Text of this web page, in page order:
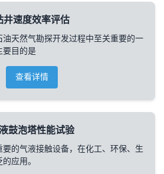
井速度效率评估
天然气勘探开发过程中至关重要的一
要目的是
查看详情
鼓泡塔性能试验
的气液接触设备，在化工、环保、生
应用。